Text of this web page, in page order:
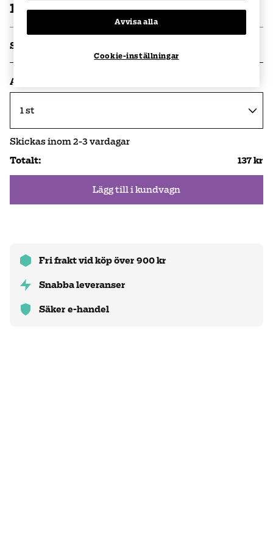
137 kr
Specifikationer
Antal
Skickas inom2-3 vardagar
Totalt: 137 kr
Lägg till i kundvagn
Fri frakt vid köp över 900 kr
Snabba leveranser
Säker e-handel
Cookie-inställningar
Avvisa alla